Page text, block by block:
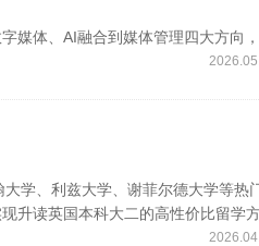
媒体、AI融合到媒体管理四大方向
学、利兹大学、谢菲尔德大学等热
升读英国本科大二的高性价比留学